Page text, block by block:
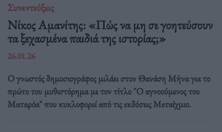
Συνεντεύξεις
Νίκος Αμανίτης: «Πώς να μη σε γοητεύσουν
τα ξεχασμένα παιδιά της ιστορίας;»
26.01.26
Ο γνωστός δημοσιογράφος μιλάει στον Θανάση Μήνα για το
πρώτο του μυθιστόρημα με τον τίτλο "Ο αγνοούμενος του
Ματαρόα" που κυκλοφορεί από τις εκδόσεις Μεταίχμιο.